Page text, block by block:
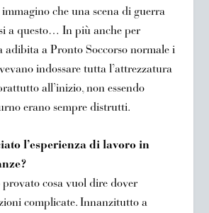
che una scena di guerra
a questo… In più anche per
adibita a Pronto Soccorso normale i
indossare tutta l’attrezzatura
all’inizio, non essendo
erano sempre distrutti.
l’esperienza di lavoro in
cosa vuol dire dover
complicate. Innanzitutto a